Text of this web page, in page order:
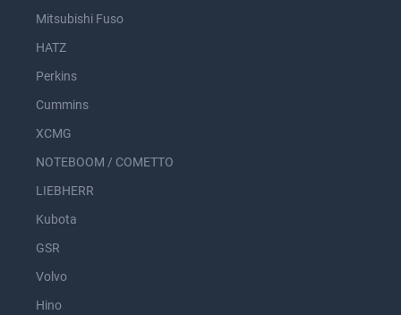
Mitsubishi Fuso
HATZ
Perkins
Cummins
XCMG
NOTEBOOM / COMETTO
LIEBHERR
Kubota
GSR
Volvo
Hino